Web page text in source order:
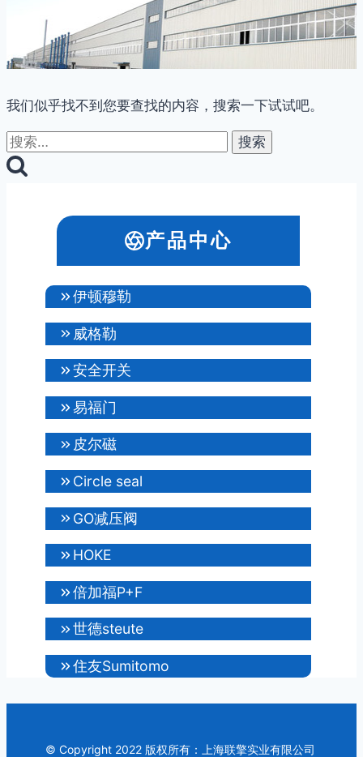
我们似乎找不到您要查找的内容，搜索一下试试吧。
搜
索：
产品中心
伊顿穆勒
威格勒
安全开关
易福门
皮尔磁
Circle seal
GO减压阀
HOKE
倍加福P+F
世德steute
住友Sumitomo
© Copyright 2022 版权所有：上海联擎实业有限公司